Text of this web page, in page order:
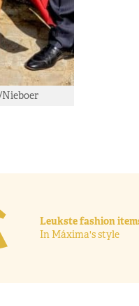
Nieboer
Leukste fashion
In Máxima's style